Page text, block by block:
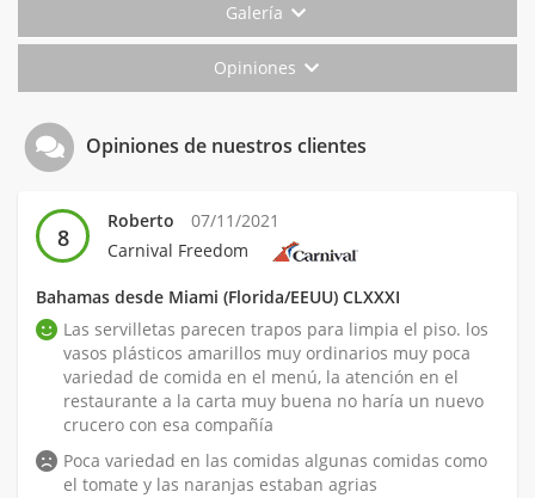
Galería
Opiniones
Opiniones de nuestros clientes
8
Roberto
07/11/2021
Carnival Freedom
Bahamas desde Miami (Florida/EEUU) CLXXXI
Las servilletas parecen trapos para limpia el piso. los
vasos plásticos amarillos muy ordinarios muy poca
variedad de comida en el menú, la atención en el
restaurante a la carta muy buena no haría un nuevo
crucero con esa compañía
Poca variedad en las comidas algunas comidas como
el tomate y las naranjas estaban agrias